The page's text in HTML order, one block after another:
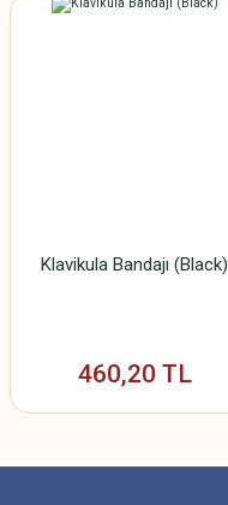
Klavikula Bandajı (Black)
460,20 TL